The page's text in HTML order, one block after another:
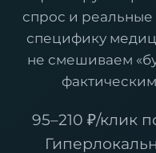
спрос и реальные
специфику
не смешиваем
95–210 ₽/клик